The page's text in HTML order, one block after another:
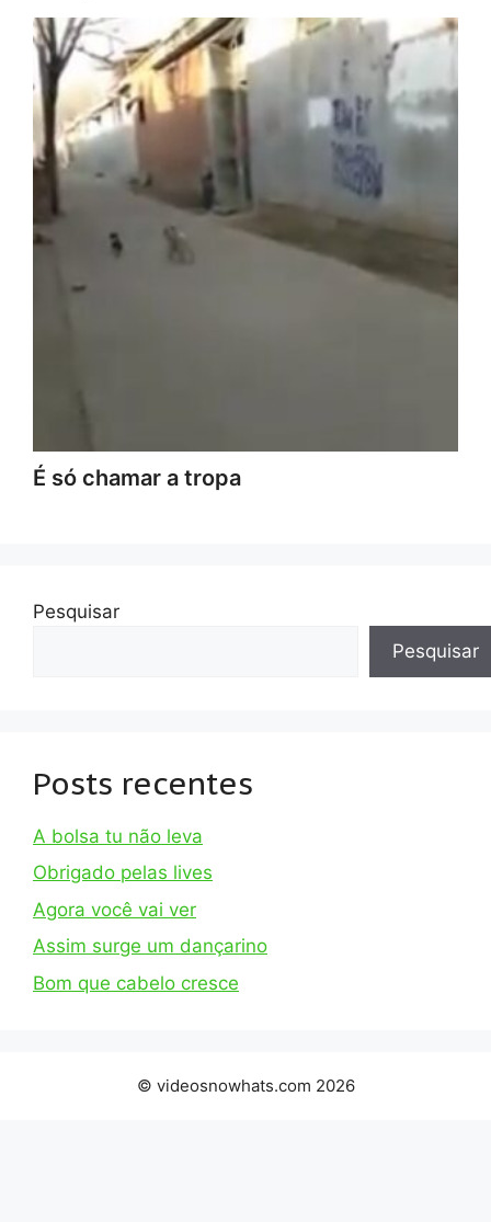
É só chamar a tropa
Pesquisar
Pesquisar
Posts recentes
A bolsa tu não leva
Obrigado pelas lives
Agora você vai ver
Assim surge um dançarino
Bom que cabelo cresce
© videosnowhats.com 2026